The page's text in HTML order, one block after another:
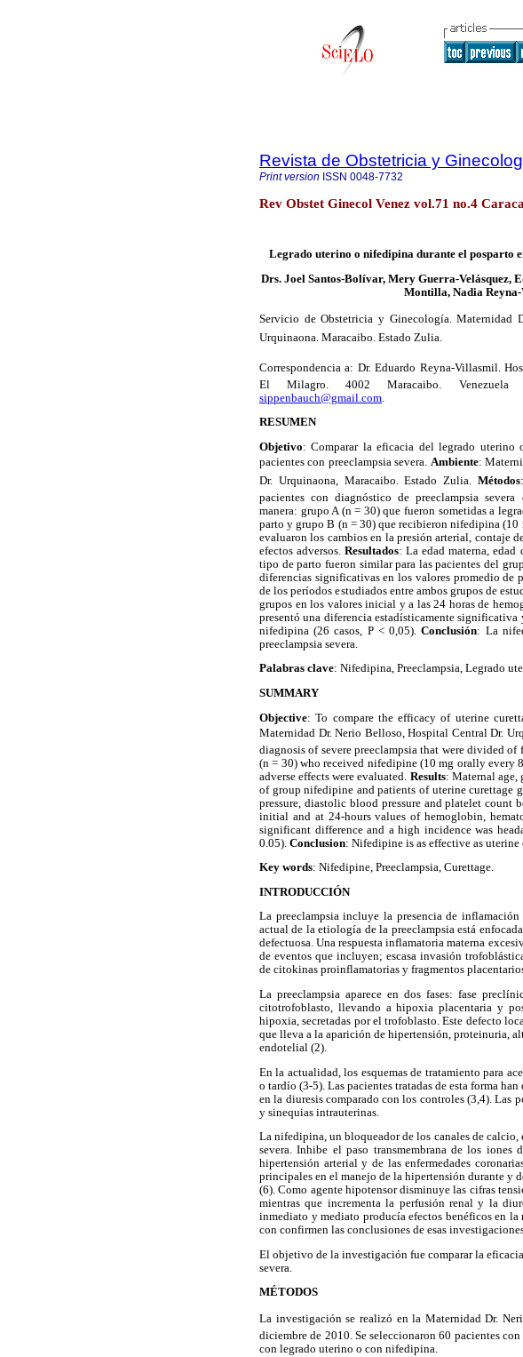
Revista de Obstetricia y
Print version ISSN 0048-7732
Rev Obstet Ginecol Venez vol.71 no.4
Legrado uterino o nifedipina durante el posparto
Drs. Joel Santos-Bolívar, Mery Guerra-Velásquez,
Montilla, Nadia
Servicio de Obstetricia y Ginecología. Maternidad
Urquinaona. Maracaibo. Estado Zulia.
Correspondencia a: Dr. Eduardo Reyna-Villasmil.
El Milagro. 4002 Maracaibo. Venezuela
sippenbauch@gmail.com
RESUMEN
Objetivo: Comparar la eficacia del legrado uterino
pacientes con preeclampsia severa. Ambiente:
Dr. Urquinaona, Maracaibo. Estado Zulia.Métodos
pacientes con diagnóstico de preeclampsia
manera: grupo A (n = 30) que fueron sometidas a
parto y grupo B (n = 30) que recibieron nifedipina (10
evaluaron los cambios en la presión arterial, contaje
efectos adversos.Resultados: La edad materna,
tipo de parto fueron similar para las pacientes del
diferencias significativas en los valores promedio de
de los períodos estudiados entre ambos grupos de
grupos en los valores inicial y a las 24 horas de
presentó una diferencia estadísticamente significativa
nifedipina (26 casos, P < 0,05).Conclusión: La
preeclampsia severa.
Palabras clave: Nifedipina, Preeclampsia, Legrado
SUMMARY
Objective: To compare the efficacy of uterine
Maternidad Dr. Nerio Belloso, Hospital Central Dr.
diagnosis of severe preeclampsia that were divided
(n = 30) who received nifedipine (10 mg orally every
adverse effects were evaluated. Results: Maternal age,
of group nifedipine and patients of uterine curettage
pressure, diastolic blood pressure and platelet count
initial and at 24-hours values of hemoglobin,
significant difference and a high incidence was
0.05). Conclusion: Nifedipine is as effective as
Key words: Nifedipine, Preeclampsia, Curettage.
INTRODUCCIÓN
La preeclampsia incluye la presencia de
actual de la etiología de la preeclampsia está
defectuosa. Una respuesta inflamatoria materna
de eventos que incluyen; escasa invasión
de citokinas proinflamatorias y fragmentos
La preeclampsia aparece en dos fases: fase
citotrofoblasto, llevando a hipoxia placentaria y
hipoxia, secretadas por el trofoblasto. Este defecto
que lleva a la aparición de hipertensión, proteinuria,
endotelial (2).
En la actualidad, los esquemas de tratamiento para
o tardío (3-5). Las pacientes tratadas de esta forma
en la diuresis comparado con los controles (3,4).
y sinequias intrauterinas.
La nifedipina, un bloqueador de los canales de calcio,
severa. Inhibe el paso transmembrana de los
hipertensión arterial y de las enfermedades
principales en el manejo de la hipertensión durante y
(6). Como agente hipotensor disminuye las cifras
mientras que incrementa la perfusión renal y la
inmediato y mediato producía efectos benéficos en la
con confirmen las conclusiones de esas
El objetivo de la investigación fue comparar la
severa.
MÉTODOS
La investigación se realizó en la Maternidad Dr.
diciembre de 2010. Se seleccionaron 60 pacientes
con legrado uterino o con nifedipina.